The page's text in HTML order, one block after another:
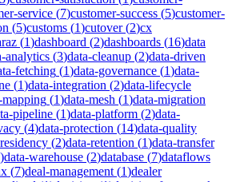
service (7)customer-success (5)customer-
(5)customs (1)cutover(2)cx
(1)dashboard (2)dashboards (16)data
analytics (3)data-cleanup (2)data-driven
fetching (1)data-governance (1)data-
(1)data-integration (2)data-lifecycle
mapping (1)data-mesh (1)data-migration
pipeline (1)data-platform (2)data-
(4)data-protection (14)data-quality
(2)data-retention (1)data-transfer
)data-warehouse (2)database (7)dataflows
(7)deal-management (1)dealer